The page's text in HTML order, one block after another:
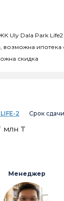
Uly Dala Park Life2
возможна ипотека
скидка
2 Срок
млн ₸
Менеджер